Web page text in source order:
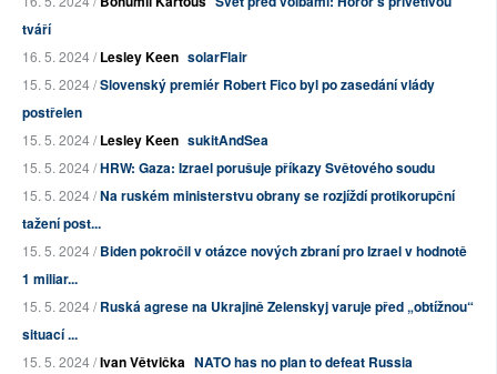
tváří
16. 5. 2024 /Lesley Keen solarFlair
15. 5. 2024 /Slovenský premiér Robert Fico byl po zasedání vlády
postřelen
15. 5. 2024 /Lesley Keen sukitAndSea
15. 5. 2024 /HRW: Gaza: Izrael porušuje příkazy Světového soudu
15. 5. 2024 /Na ruském ministerstvu obrany se rozjíždí protikorupční
tažení post...
15. 5. 2024 /Biden pokročil v otázce nových zbraní pro Izrael v hodnotě
1 miliar...
15. 5. 2024 /Ruská agrese na Ukrajině Zelenskyj varuje před „obtížnou“
situací ...
15. 5. 2024 /Ivan Větvička NATO has no plan to defeat Russia